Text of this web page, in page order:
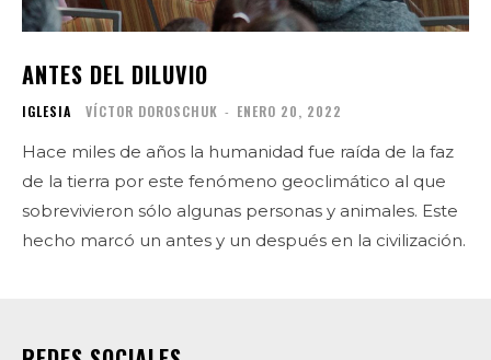
ANTES DEL DILUVIO
IGLESIA VÍCTOR DOROSCHUK - ENERO 20, 2022
Hace miles de años la humanidad fue raída de la faz
de la tierra por este fenómeno geoclimático al que
sobrevivieron sólo algunas personas y animales. Este
hecho marcó un antes y un después en la civilización.